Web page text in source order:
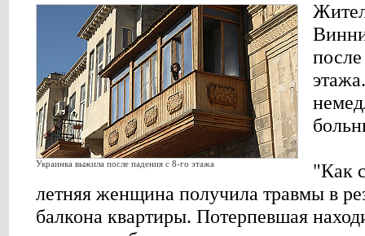
Украинка выжила после падения с 8-го этажа
"Как
летняя женщина получила травмы в
балкона квартиры. Потерпевшая